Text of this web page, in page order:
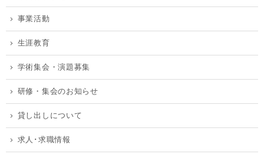
事業活動
生涯教育
学術集会・演題募集
研修・集会のお知らせ
貸し出しについて
求人･求職情報